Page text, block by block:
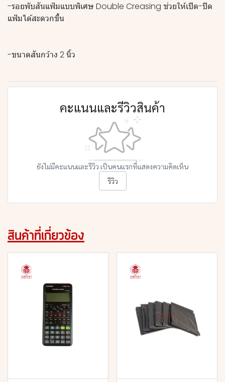
-รอยพับสันแฟ้มแบบพิเศษ Double Creasing ช่วยให้เปิด-ปิด
แฟ้มได้สะดวกขึ้น
-ขนาดสันกว้าง 2 นิ้ว
คะแนนและรีวิวสินค้า
ยังไม่มีคะแนนและรีวิว เป็นคนแรกที่แสดงความคิดเห็น
รีวิว
สินค้าที่เกี่ยวข้อง